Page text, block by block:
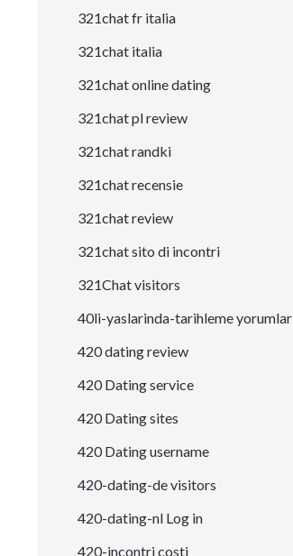
321chat fr italia
321chat italia
321chat online dating
321chat pl review
321chat randki
321chat recensie
321chat review
321chat sito di incontri
321Chat visitors
40li-yaslarinda-tarihleme yorumlar
420 dating review
420 Dating service
420 Dating sites
420 Dating username
420-dating-de visitors
420-dating-nl Log in
420-incontri costi